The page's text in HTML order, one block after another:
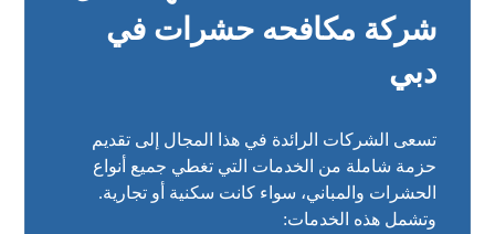
شركة مكافحه حشرات في
دبي
تسعى الشركات الرائدة في هذا المجال إلى تقديم
حزمة شاملة من الخدمات التي تغطي جميع أنواع
الحشرات والمباني، سواء كانت سكنية أو تجارية.
وتشمل هذه الخدمات: